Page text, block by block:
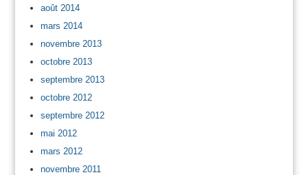
août 2014
mars 2014
novembre 2013
octobre 2013
septembre 2013
octobre 2012
septembre 2012
mai 2012
mars 2012
novembre 2011